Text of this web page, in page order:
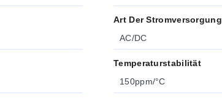
Art Der Stromversorgung
AC/DC
Temperaturstabilität
150ppm/°C